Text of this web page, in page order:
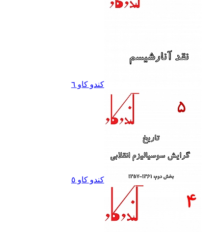
کندو کاو ٦
کندو کاو ٥